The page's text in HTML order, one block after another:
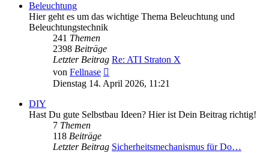
Beleuchtung
Hier geht es um das wichtige Thema Beleuchtung und
Beleuchtungstechnik
241 Themen
2398 Beiträge
Letzter Beitrag Re: ATI Straton X
von Fellnase
Beitrag
Dienstag 14. April 2026, 11:21
DIY
Hast Du gute Selbstbau Ideen? Hier ist Dein Beitrag richtig!
7 Themen
118 Beiträge
Letzter Beitrag Sicherheitsmechanismus für Do…